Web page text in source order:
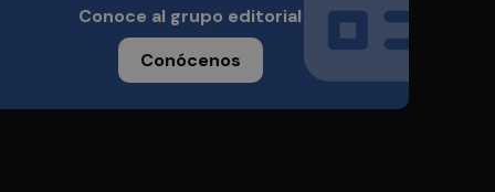
Conoce al grupo editorial
Conócenos